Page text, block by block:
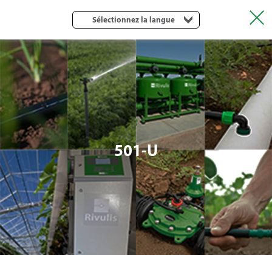
Sélectionnez la langue
501-U